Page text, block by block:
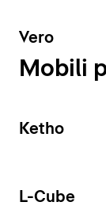
Vero
Mobili
Ketho
L-Cube